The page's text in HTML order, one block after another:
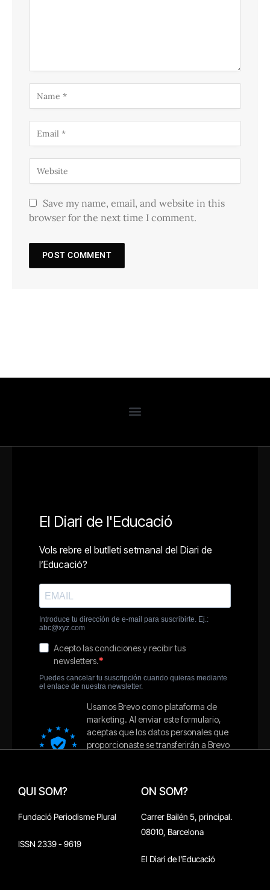
Save my name, email, and website in this
browser for the next time I comment.
QUI SOM?
Fundació Periodisme Plural
ISSN 2339 - 9619
ON SOM?
Carrer Bailén 5, principal.
08010, Barcelona
El Diari de l'Educació